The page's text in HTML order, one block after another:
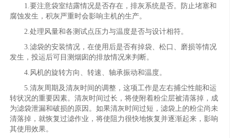
1.要注意袋室结露情况是否存在，排灰系统是否。防止堵塞和
腐蚀发生，积灰严重时会影响主机的生产。
2.处理风量和各测试点压力与温度是否与设计相符。
3.滤袋的安装情况，在使用后是否有掉袋、松口、磨损等情况
发生，投运后可目测烟囱的排放情况来判断。
4.风机的旋转方向、转速、轴承振动和温度。
5.清灰周期及清灰时间的调整，这项工作是左右捕尘性能和运
转状况的重要因素。清灰时间过长，将使附着粉尘层被清落掉，成
为滤袋泄漏和破损的原因。如果清灰时间过短，滤袋上的粉尘尚未
清落掉，就恢复过滤作业，将使阻力很快地恢复并逐渐起来，影响
其使用效果。